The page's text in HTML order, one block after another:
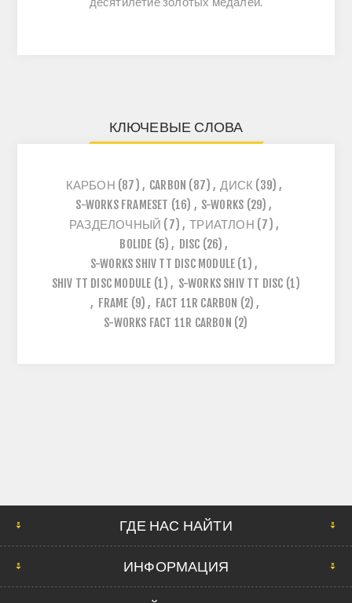
КЛЮЧЕВЫЕ СЛОВА
КАРБОН (87) , CARBON (87) , ДИСК (39) ,
S-WORKS FRAMESET (16) , S-WORKS (29) ,
РАЗДЕЛОЧНЫЙ (7) , ТРИАТЛОН (7) ,
BOLIDE (5) , DISC (26) ,
S-WORKS SHIV TT DISC MODULE (1) ,
SHIV TT DISC MODULE (1) , S-WORKS SHIV TT DISC (1)
, FRAME (9) , FACT 11R CARBON (2) ,
S-WORKS FACT 11R CARBON (2)
ГДЕ НАС НАЙТИ
ИНФОРМАЦИЯ